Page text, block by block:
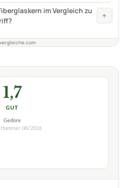
im Vergleich zu
+
1,7
GUT
Gedore
Hammer 08/2026